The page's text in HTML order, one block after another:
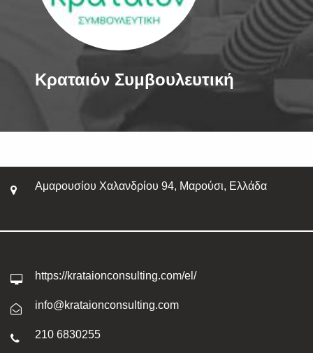
Κραταιόν Συμβουλευτική
Αμαρουσίου Χαλανδρίου 94, Μαρούσι, Ελλάδα
https://krataionconsulting.com/el/
info@krataionconsulting.com
210 6830255